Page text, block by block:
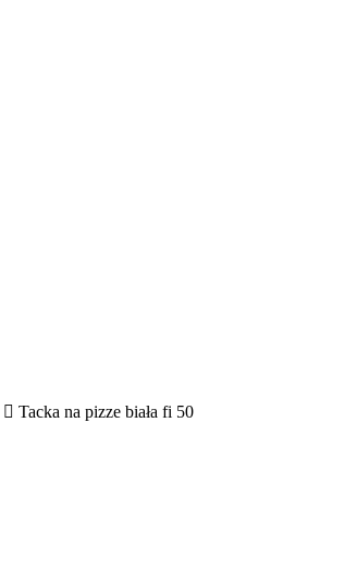
Tacka na pizze biała fi 50